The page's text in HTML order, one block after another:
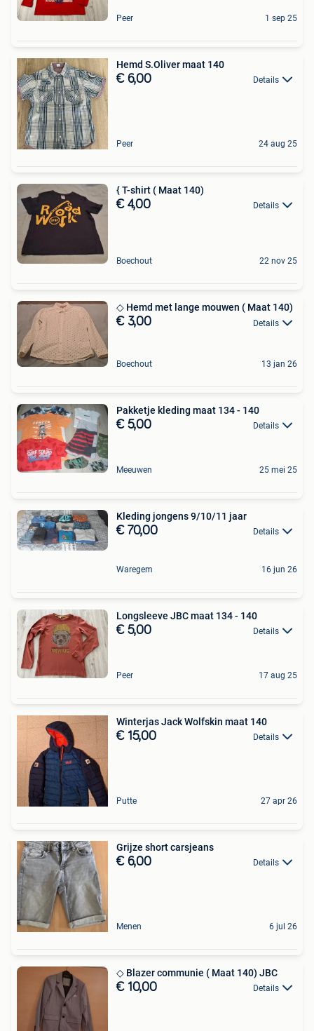
Peer 1 sep 25
Hemd S.Oliver maat 140
€ 6,00 Details
Peer 24 aug 25
{ T-shirt ( Maat 140)
€ 4,00 Details
Boechout 22 nov 25
◇ Hemd met lange mouwen ( Maat 140)
€ 3,00 Details
Boechout 13 jan 26
Pakketje kleding maat 134 - 140
€ 5,00 Details
Meeuwen 25 mei 25
Kleding jongens 9/10/11 jaar
€ 70,00 Details
Waregem 16 jun 26
Longsleeve JBC maat 134 - 140
€ 5,00 Details
Peer 17 aug 25
Winterjas Jack Wolfskin maat 140
€ 15,00 Details
Putte 27 apr 26
Grijze short carsjeans
€ 6,00 Details
Menen 6 jul 26
◇ Blazer communie ( Maat 140) JBC
€ 10,00 Details